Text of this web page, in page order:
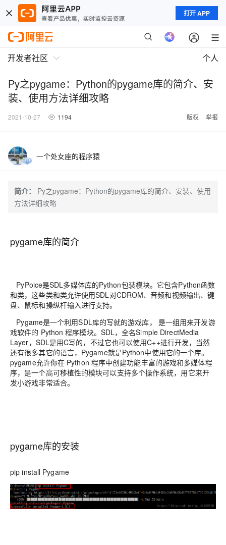
打开 APP
开发者社区 个人
Py之pygame：Python的pygame库的简介、安
装、使用方法详细攻略
2021-10-27 1194 版权 举报
一个处女座的程序猿
简介：
Py之pygame：Python的pygame库的简介、安装、使用
方法详细攻略
pygame库的简介
PyPoice是SDL多媒体库的Python包装模块。它包含Python函数
和类，这些类和类允许使用SDL对CDROM、音频和视频输出、键
盘、鼠标和操纵杆输入进行支持。
Pygame是一个利用SDL库的写就的游戏库， 是一组用来开发游
戏软件的 Python 程序模块。SDL，全名Simple DirectMedia
Layer，SDL是用C写的，不过它也可以使用C++进行开发，当然
还有很多其它的语言，Pygame就是Python中使用它的一个库。
pygame允许你在 Python 程序中创建功能丰富的游戏和多媒体程
序，是一个高可移植性的模块可以支持多个操作系统，用它来开
发小游戏非常适合。
pygame库的安装
pip install Pygame